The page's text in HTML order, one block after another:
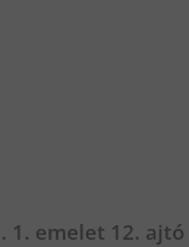
1. emelet 12. ajtó